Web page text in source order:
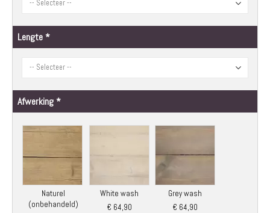
Lengte
Afwerking
Naturel
(onbehandeld)
White wash
€ 64,90
Grey wash
€ 64,90